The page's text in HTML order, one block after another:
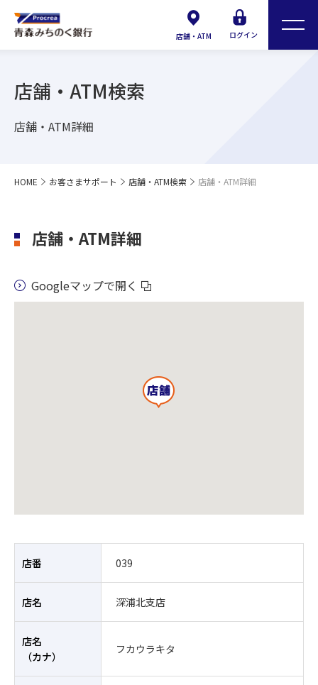
店舗・ATM ログイン
店舗・ATM検索
店舗・ATM詳細
HOME お客さまサポート 店舗・ATM検索 店舗・ATM詳細
店舗・ATM詳細
Googleマップで開く
店番 039
店名 深浦北支店
店名
（カナ）
フカウラキタ